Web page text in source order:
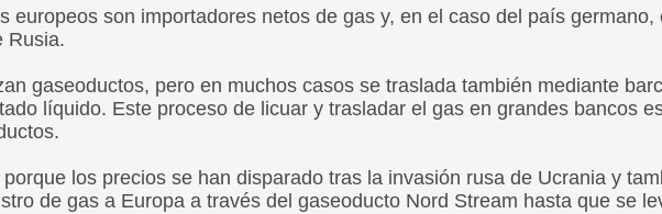
europeos son importadores netos de gas y, en el caso del país germano,
Rusia.
gaseoductos, pero en muchos casos se traslada también mediante
líquido. Este proceso de licuar y trasladar el gas en grandes bancos
los precios se han disparado tras la invasión rusa de Ucrania y
de gas a Europa a través del gaseoducto Nord Stream hasta que se